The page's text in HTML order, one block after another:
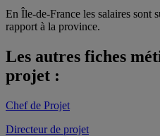
En Île-de-France les salaires sont
rapport à la province.
Les autres fiches
projet :
Chef de Projet
Directeur de projet